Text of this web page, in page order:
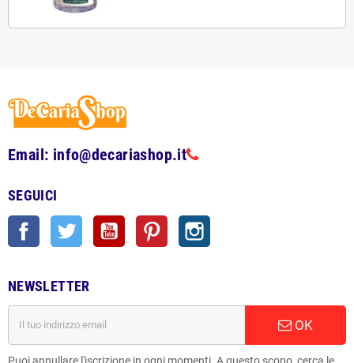
Email: info@decariashop.it
SEGUICI
Facebook Twitter YouTube Pinterest
NEWSLETTER
OK
Puoi annullare l'iscrizione in ogni momenti. A questo scopo, cerca le